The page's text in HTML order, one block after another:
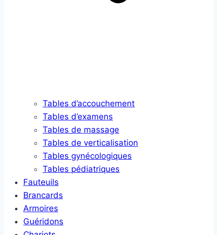
Tables d’accouchement
Tables d’examens
Tables de massage
Tables de verticalisation
Tables gynécologiques
Tables pédiatriques
Fauteuils
Brancards
Armoires
Guéridons